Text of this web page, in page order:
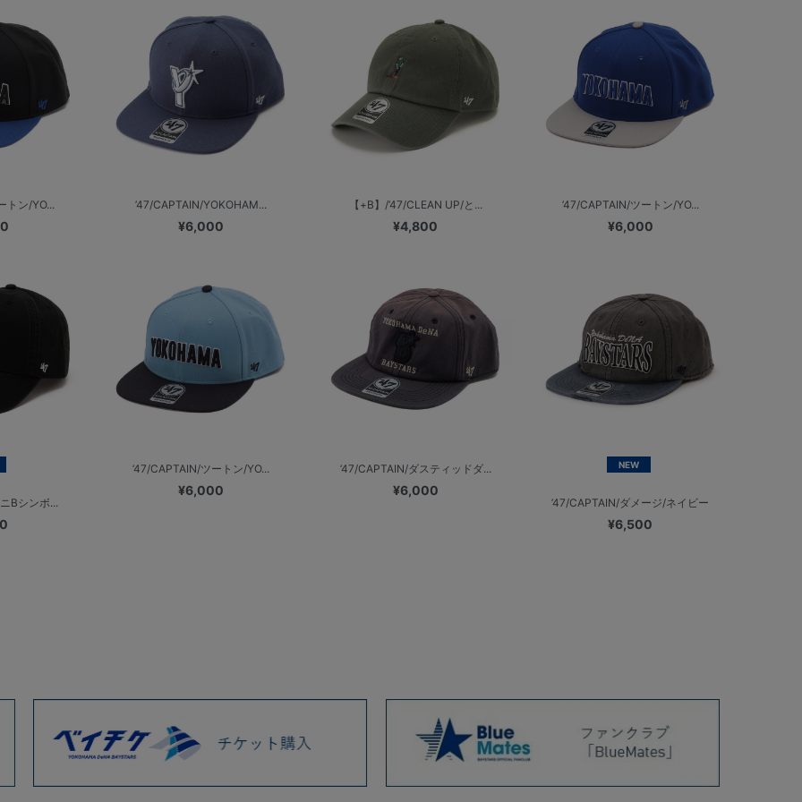
トン/YO... ’47/CAPTAIN/YOKOHAM...
¥6,000
【+B】/’47/CLEAN UP/と...
¥4,800
’47/CAPTAIN/ツートン/YO...
¥6,000
Bシンボ...
’47/CAPTAIN/ツートン/YO...
¥6,000
’47/CAPTAIN/ダスティッドダ...
¥6,000
NEW
’47/CAPTAIN/ダメージ/ネイビー
¥6,500